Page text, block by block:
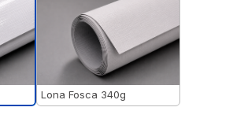
Lona Fosca 340g